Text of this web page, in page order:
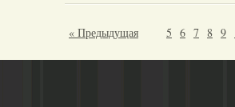
« Предыдущая 5 6 7 8 9